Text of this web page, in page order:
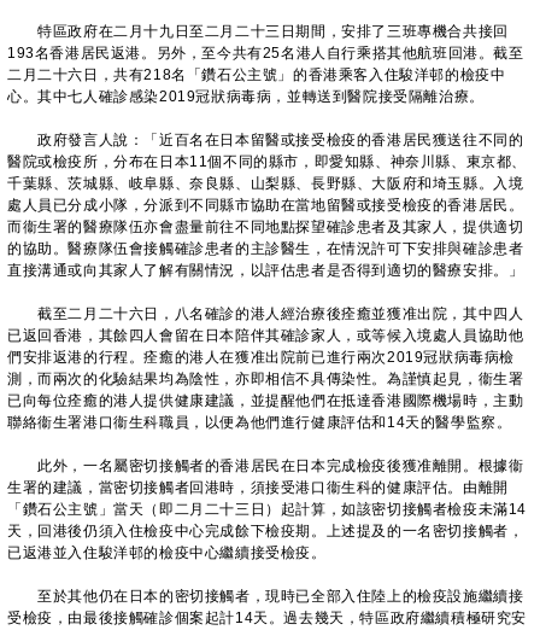
特區政府在二月十九日至二月二十三日期間，安排了三班專機合共接回
193名香港居民返港。另外，至今共有25名港人自行乘搭其他航班回港。截至
二月二十六日，共有218名「鑽石公主號」的香港乘客入住駿洋邨的檢疫中
心。其中七人確診感染2019冠狀病毒病，並轉送到醫院接受隔離治療。
政府發言人說：「近百名在日本留醫或接受檢疫的香港居民獲送往不同的
醫院或檢疫所，分布在日本11個不同的縣市，即愛知縣、神奈川縣、東京都、
千葉縣、茨城縣、岐阜縣、奈良縣、山梨縣、長野縣、大阪府和埼玉縣。入境
處人員已分成小隊，分派到不同縣市協助在當地留醫或接受檢疫的香港居民。
而衞生署的醫療隊伍亦會盡量前往不同地點探望確診患者及其家人，提供適切
的協助。醫療隊伍會接觸確診患者的主診醫生，在情況許可下安排與確診患者
直接溝通或向其家人了解有關情況，以評估患者是否得到適切的醫療安排。」
截至二月二十六日，八名確診的港人經治療後痊癒並獲准出院，其中四人
已返回香港，其餘四人會留在日本陪伴其確診家人，或等候入境處人員協助他
們安排返港的行程。痊癒的港人在獲准出院前已進行兩次2019冠狀病毒病檢
測，而兩次的化驗結果均為陰性，亦即相信不具傳染性。為謹慎起見，衞生署
已向每位痊癒的港人提供健康建議，並提醒他們在抵達香港國際機場時，主動
聯絡衞生署港口衞生科職員，以便為他們進行健康評估和14天的醫學監察。
此外，一名屬密切接觸者的香港居民在日本完成檢疫後獲准離開。根據衞
生署的建議，當密切接觸者回港時，須接受港口衞生科的健康評估。由離開
「鑽石公主號」當天（即二月二十三日）起計算，如該密切接觸者檢疫未滿14
天，回港後仍須入住檢疫中心完成餘下檢疫期。上述提及的一名密切接觸者，
已返港並入住駿洋邨的檢疫中心繼續接受檢疫。
至於其他仍在日本的密切接觸者，現時已全部入住陸上的檢疫設施繼續接
受檢疫，由最後接觸確診個案起計14天。過去幾天，特區政府繼續積極研究安